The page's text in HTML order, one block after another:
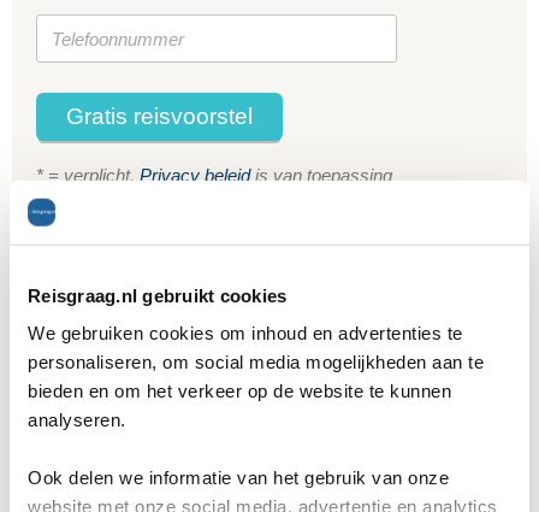
Reisgraag.nl gebruikt cookies
We gebruiken cookies om inhoud en advertenties te
personaliseren, om social media mogelijkheden aan te
bieden en om het verkeer op de website te kunnen
analyseren.
Ook delen we informatie van het gebruik van onze
website met onze social media, advertentie en analytics
Gratis reisvoorstel
* = verplicht. Privacy beleidis van toepassing
Reisgraag.nl.